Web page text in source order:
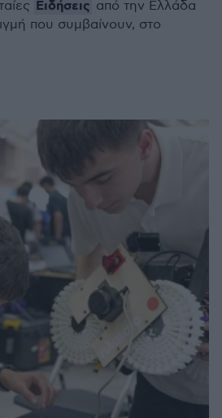
Ειδήσεις από την Ελλάδα
που συμβαίνουν, στο